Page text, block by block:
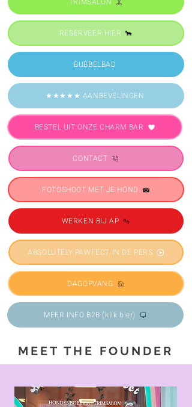
RESERVEER HIER
BUBBELBAD
★★★★★ AANBEVELINGEN
BESTEL UIT ONZE CHARM BAR
CONTACT
FOTOSHOOT MET JE HOND
WERKEN BIJ AP
ABSOLUTELY PAWFECT IN DE PERS
DAGOPVANG
MEER INFO B2B (klik hier)
MEET THE FOUNDER